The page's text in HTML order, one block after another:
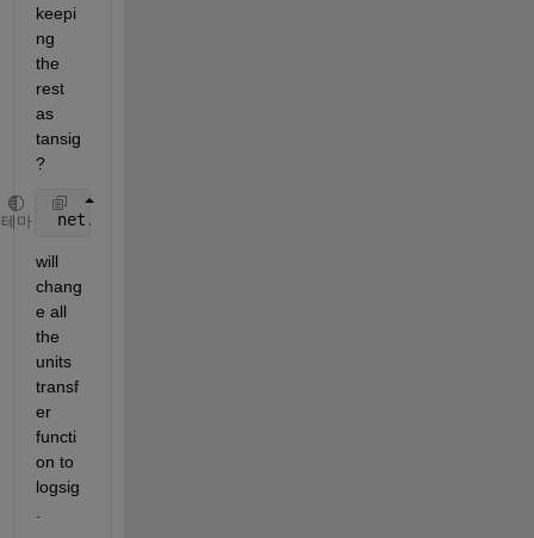
keepi
ng
the
rest
as
tansig
?
테마 net.layers{1,1}.transferFcn=
will
chang
e all
the
units
transf
er
functi
on to
logsig